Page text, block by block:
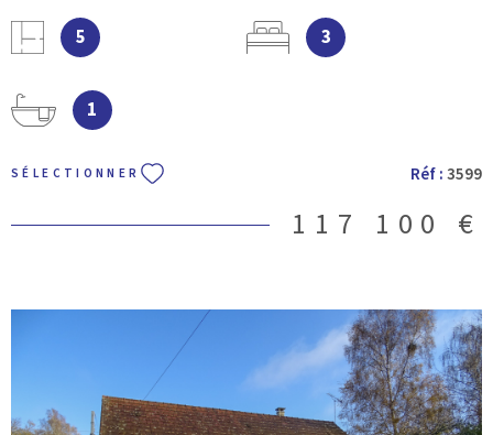
buanderie pratique. Un garage attenant complète l’ensemble,
apportant un véritable atout au quotidien. Implantée sur un terrain
facile à aménager selon vos envies. Pour organiser une visite ou
obtenir davantage d’informations, votre agence VILLEFRANCHE
5 3
1
SÉLECTIONNER Réf :3599
117 100 €